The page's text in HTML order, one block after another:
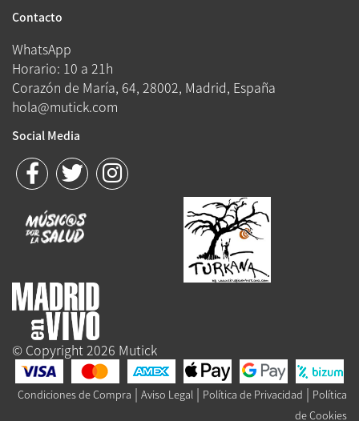
Contacto
WhatsApp
Horario: 10 a 21h
Corazón de María, 64, 28002, Madrid, España
hola@mutick.com
Social Media
© Copyright 2026 Mutick
Condiciones de Compra | Aviso Legal | Política de Privacidad | Política
de Cookies